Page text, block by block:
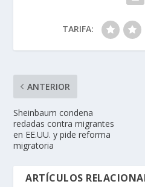
TARIFA:
ANTERIOR
Sheinbaum condena
redadas contra migrantes
en EE.UU. y pide reforma
migratoria
ARTÍCULOS